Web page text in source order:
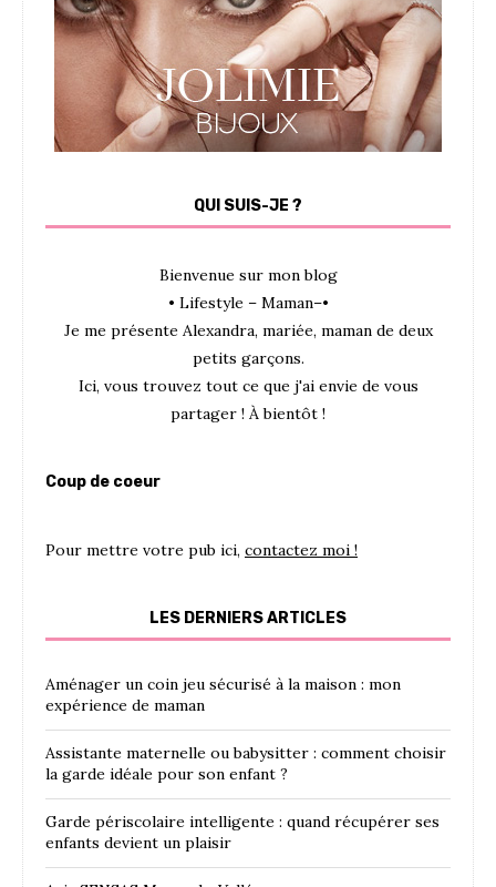
QUI SUIS-JE ?
Bienvenue sur mon blog
• Lifestyle – Maman–•
Je me présente Alexandra, mariée, maman de deux
petits garçons.
Ici, vous trouvez tout ce que j'ai envie de vous
partager ! À bientôt !
Coup de coeur
Pour mettre votre pub ici, contactez moi !
LES DERNIERS ARTICLES
Aménager un coin jeu sécurisé à la maison : mon
expérience de maman
Assistante maternelle ou babysitter : comment choisir
la garde idéale pour son enfant ?
Garde périscolaire intelligente : quand récupérer ses
enfants devient un plaisir